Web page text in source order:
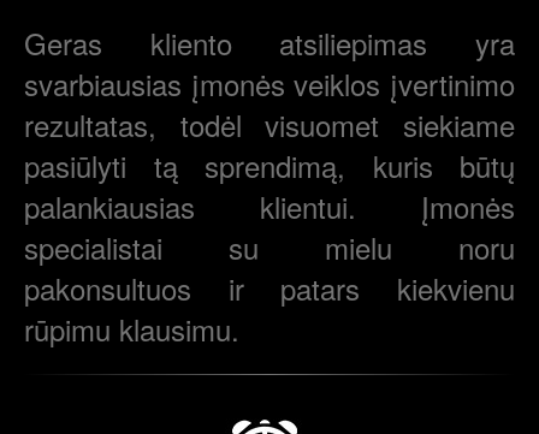
Geras kliento atsiliepimas yra
svarbiausias įmonės veiklos įvertinimo
rezultatas, todėl visuomet siekiame
pasiūlyti tą sprendimą, kuris būtų
palankiausias klientui. Įmonės
specialistai su mielu noru
pakonsultuos ir patars kiekvienu
rūpimu klausimu.